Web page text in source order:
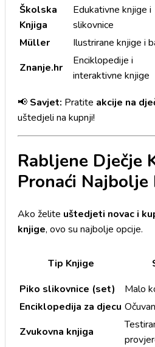
Školska
Knjiga
Edukativne knjige i
slikovnice
Müller
Ilustrirane knjige i
Znanje.hr
Enciklopedije i
interaktivne knjige
📢 Savjet: Pratite akcije na
uštedjeli na kupnji!
Rabljene Dječje
Pronaći Najbolje
Ako želite uštedjeti novac i
knjige, ovo su najbolje opcije.
Tip Knjige
Piko slikovnice (set)
Malo
Enciklopedija za djecu
Zvukovna knjiga